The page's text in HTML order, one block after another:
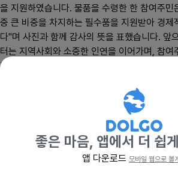
을 지원하였습니다. 물품을 수령한 한 참여주민
중 큰 비중을 차지하는 필수품을 지원받아 경제
다"며 사진과 함께 감사의 뜻을 표했습니다. 앞
터는 지역사회와 소중한 인연을 이어가며, 참여
과 성공적인 자립을 지원하기 위해 최선을 다하
좋은느낌 유기농 100% 순... 0팩 외 1종 전달 완
기부하기
좋은 마음, 앱에서 더 쉽
앱 다운로드 모바일 웹으로 볼